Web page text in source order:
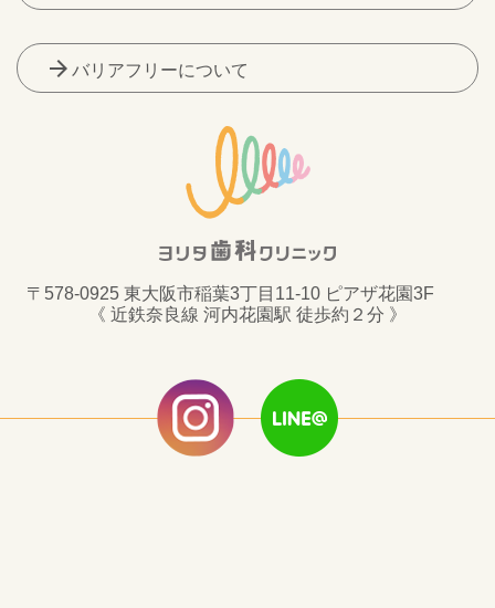
arrow_forward バリアフリーについて
〒578-0925 東大阪市稲葉3丁目11-10 ピアザ花園3F
《 近鉄奈良線 河内花園駅 徒歩約２分 》